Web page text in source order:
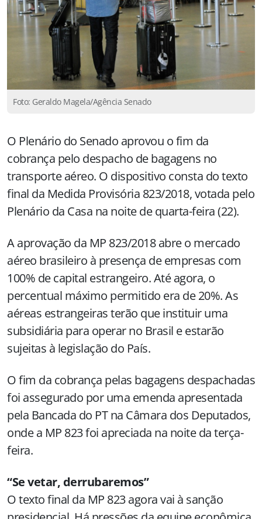
Foto: Geraldo Magela/Agência Senado
O Plenário do Senado aprovou o fim da
cobrança pelo despacho de bagagens no
transporte aéreo. O dispositivo consta do texto
final da Medida Provisória 823/2018, votada pelo
Plenário da Casa na noite de quarta-feira (22).
A aprovação da MP 823/2018 abre o mercado
aéreo brasileiro à presença de empresas com
100% de capital estrangeiro. Até agora, o
percentual máximo permitido era de 20%. As
aéreas estrangeiras terão que instituir uma
subsidiária para operar no Brasil e estarão
sujeitas à legislação do País.
O fim da cobrança pelas bagagens despachadas
foi assegurado por uma emenda apresentada
pela Bancada do PT na Câmara dos Deputados,
onde a MP 823 foi apreciada na noite da terça-
feira.
“Se vetar, derrubaremos”
O texto final da MP 823 agora vai à sanção